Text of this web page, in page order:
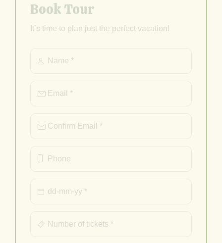
Book Tour
It’s time to plan just the perfect vacation!